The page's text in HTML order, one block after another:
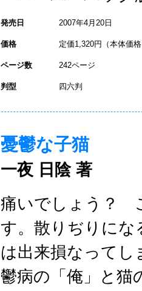
発売日 2007年4月20日
価格 定価1,320円（本体価
ページ数 242ページ
判型 四六判
憂鬱な子猫
一夜 日陰 著
痛いでしょう？
す。散りぢりにな
は出来損なって
鬱病の「俺」と猫